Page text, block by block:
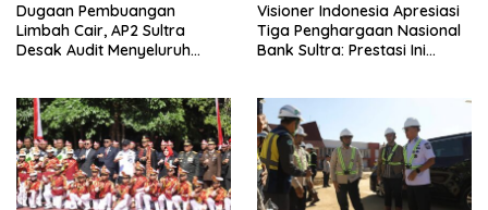
Dugaan Pembuangan
Limbah Cair, AP2 Sultra
Desak Audit Menyeluruh
Hukum
Visioner Indonesia Apresiasi
Tiga Penghargaan Nasional
Bank Sultra: Prestasi Ini
Andri Permana